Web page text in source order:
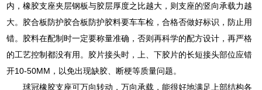
内，橡胶支座夹层钢板与胶层厚度之比越大，则支座的竖向承载力越
大。胶合板防护胶合板防护胶料要车车检，合格否做好标识，防止用
错。胶料在配制时一定要称量准确，否则再科学的配方设计，再严格
的工艺控制都没有用。胶片接头时，上、下胶片的长短接头部位应错
开10-50MM，以免出现缺胶、断梗等质量问题。
球冠橡胶支座可万向转动，万向承载，能很好地满足上部结构各